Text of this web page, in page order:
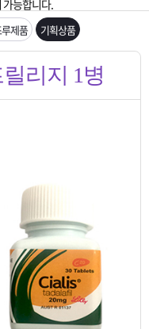
소로 택배 받기
제품 기획상품
리지 1병